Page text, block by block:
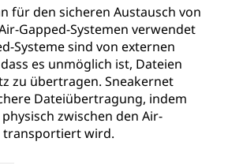
für den sicheren Austausch von
Gapped-Systemen verwendet
Systeme sind von externen
es unmöglich ist, Dateien
zu übertragen. Sneakernet
Dateiübertragung, indem
zwischen den Air-
transportiert wird.